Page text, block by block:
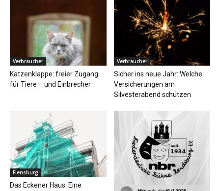
Verbraucher
Katzenklappe: freier Zugang
für Tiere – und Einbrecher
Verbraucher
Sicher ins neue Jahr: Welche
Versicherungen am
Silvesterabend schützen
Flensburg
Das Eckener Haus: Eine